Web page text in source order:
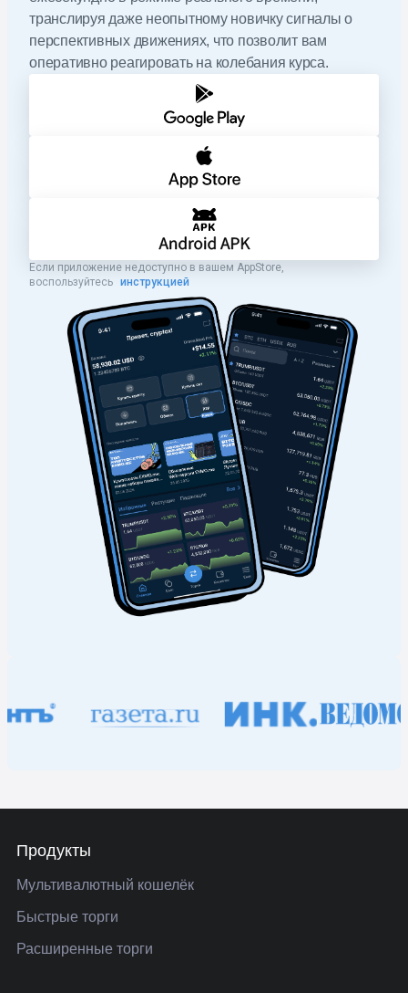
транслируя даже неопытному новичку сигналы о
перспективных движениях, что позволит вам
оперативно реагировать на колебания курса.
Если приложение недоступно в вашем AppStore,
воспользуйтесь инструкцией
Продукты
Мультивалютный кошелёк
Быстрые торги
Расширенные торги